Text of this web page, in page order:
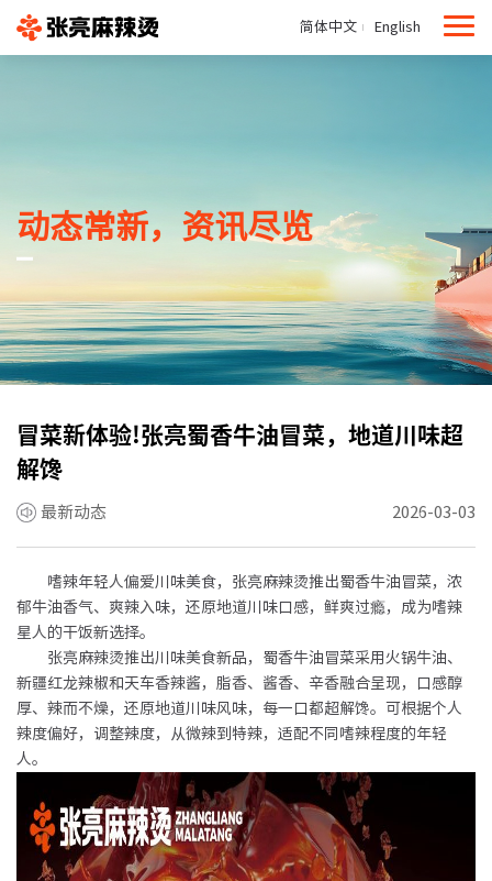
简体中文 English
动态常新，资讯尽览
冒菜新体验!张亮蜀香牛油冒菜，地道川味超
解馋
最新动态 2026-03-03
嗜辣年轻人偏爱川味美食，张亮麻辣烫推出蜀香牛油冒菜，浓
郁牛油香气、爽辣入味，还原地道川味口感，鲜爽过瘾，成为嗜辣
星人的干饭新选择。
张亮麻辣烫推出川味美食新品，蜀香牛油冒菜采用火锅牛油、
新疆红龙辣椒和天车香辣酱，脂香、酱香、辛香融合呈现，口感醇
厚、辣而不燥，还原地道川味风味，每一口都超解馋。可根据个人
辣度偏好，调整辣度，从微辣到特辣，适配不同嗜辣程度的年轻
人。